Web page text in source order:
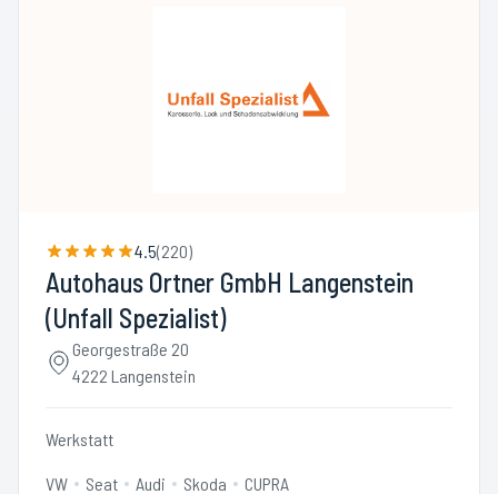
4.5(220)
Autohaus Ortner GmbH Langenstein
(Unfall Spezialist)
Georgestraße 20
4222 Langenstein
Werkstatt
VW Seat Audi Skoda CUPRA